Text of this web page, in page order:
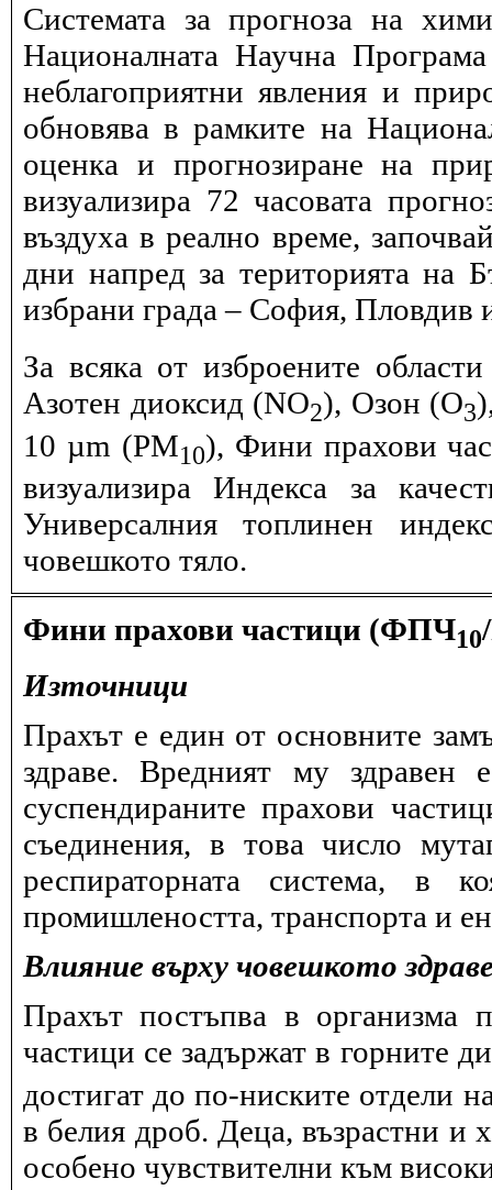
Системата за прогноза на
Националната Научна
неблагоприятни явления и
обновява в рамките на
оценка и прогнозиране на
визуализира 72 часовата
въздуха в реално време,
дни напред за територията на
избрани града – София, Пловдив
За всяка от изброените
Азотен диоксид (NO2), Озон (O3
10 µm (PM10), Фини прахови
визуализира Индекса за
Универсалния топлинен
човешкото тяло.
Фини прахови частици (ФПЧ10
Източници
Прахът е един от основните
здраве. Вредният му здравен
суспендираните прахови
съединения, в това число
респираторната система, в
промишлеността, транспорта и
Влияние върху човешкото
Прахът постъпва в организма
частици се задържат в горните
достигат до по-ниските отдели
в белия дроб. Деца, възрастни и
особено чувствителни към